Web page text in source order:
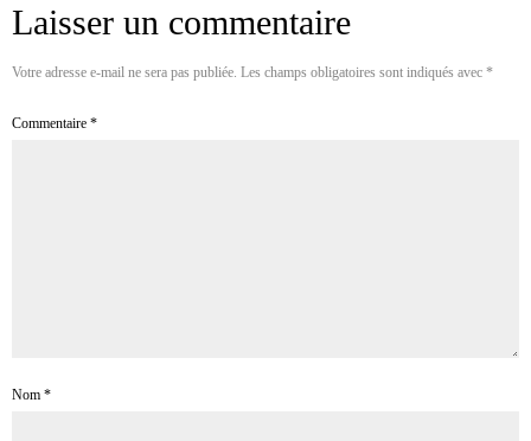
Laisser un commentaire
Votre adresse e-mail ne sera pas publiée. Les champs obligatoires sont indiqués avec *
Commentaire *
Nom *